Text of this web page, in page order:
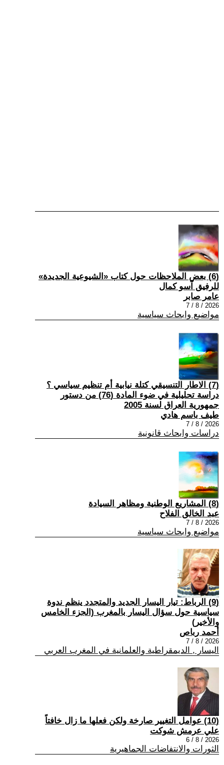
(6) بعض الملاحظات حول كتاب «الشيوعية الجديدة»
للرفيق آسو كمال
عامر صابر
2026 / 8 / 7
مواضيع وابحاث سياسية
(7) الاطار التنسيقي كتلة نيابية أم تنظيم سياسي ؟
دراسة تحليلية في ضوء المادة (76) من دستور
جمهورية العراق لسنة 2005
طيف باسم هادي
2026 / 8 / 7
دراسات وابحاث قانونية
(8) المشاريع الوطنية ومظاهر السيادة
عبد الخالق الفلاح
2026 / 8 / 7
مواضيع وابحاث سياسية
(9) الرباط: تيار اليسار الجديد والمتجدد ينظم ندوة
سياسية حول سؤال اليسار بالمغرب (الجزء الخامس
والأخير)
أحمد رباص
2026 / 8 / 7
اليسار , الديمقراطية والعلمانية في المغرب العربي
(10) عوامل التغيير صارخة ولكن فعلها ما زال خافتاً
علي عرمش شوكت
2026 / 8 / 6
الثورات والانتفاضات الجماهيرية